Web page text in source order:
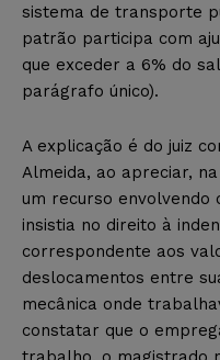
sistema de transporte
patrão participa com
que exceder a 6% do
parágrafo único).
A explicação é do juiz
Almeida, ao apreciar,
um recurso envolvendo
insistia no direito à
correspondente aos
deslocamentos entre
mecânica onde
constatar que o